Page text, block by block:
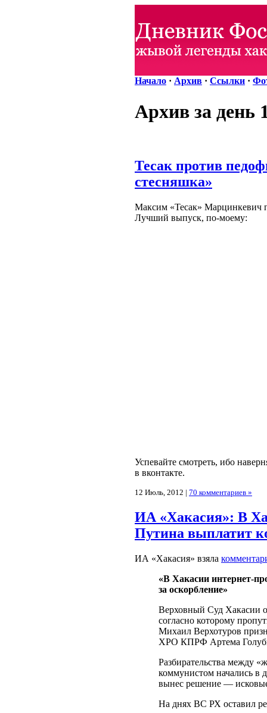
Начало · Архив · Ссылки ·
Архив за день
Тесак против
стесняшка»
Максим «Тесак» Марцинкевич
Лучший выпуск, по-моему:
Успевайте смотреть, ибо
в вконтакте.
12 Июль, 2012 | 70 комментариев »
ИА «Хакасия»: В
Путина выплатит
ИА «Хакасия» взяла
«В Хакасии интернет-
за оскорбление»
Верховный Суд Хакасии
согласно которому
Михаил Верхотуров
ХРО КПРФ Артема
Разбирательства между
коммунистом начались в
вынес решение —
На днях ВС РХ оставил